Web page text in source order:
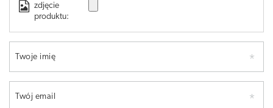
zdjęcie
produktu:
Twoje imię
Twój email